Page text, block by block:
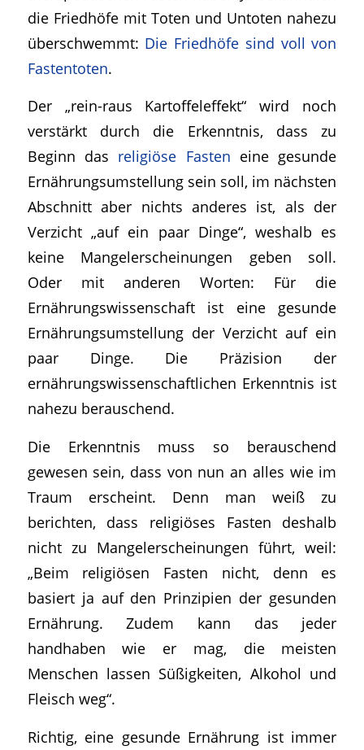
die Friedhöfe mit Toten und Untoten nahezu
überschwemmt: Die Friedhöfe sind voll von
Fastentoten.
Der „rein-raus Kartoffeleffekt“ wird noch
verstärkt durch die Erkenntnis, dass zu
Beginn das religiöse Fasten eine gesunde
Ernährungsumstellung sein soll, im nächsten
Abschnitt aber nichts anderes ist, als der
Verzicht „auf ein paar Dinge“, weshalb es
keine Mangelerscheinungen geben soll.
Oder mit anderen Worten: Für die
Ernährungswissenschaft ist eine gesunde
Ernährungsumstellung der Verzicht auf ein
paar Dinge. Die Präzision der
ernährungswissenschaftlichen Erkenntnis ist
nahezu berauschend.
Die Erkenntnis muss so berauschend
gewesen sein, dass von nun an alles wie im
Traum erscheint. Denn man weiß zu
berichten, dass religiöses Fasten deshalb
nicht zu Mangelerscheinungen führt, weil:
„Beim religiösen Fasten nicht, denn es
basiert ja auf den Prinzipien der gesunden
Ernährung. Zudem kann das jeder
handhaben wie er mag, die meisten
Menschen lassen Süßigkeiten, Alkohol und
Fleisch weg“.
Richtig, eine gesunde Ernährung ist immer